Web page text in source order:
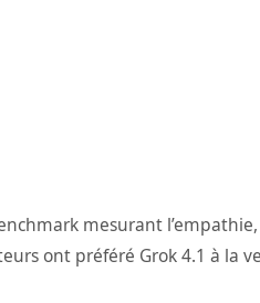
mesurant
ont préféré Grok 4.1 à